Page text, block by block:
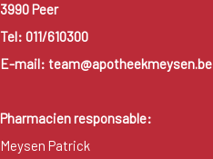
3990 Peer
Tel: 011/610300
E-mail: team@apotheekmeysen.be
Pharmacien responsable:
Meysen Patrick